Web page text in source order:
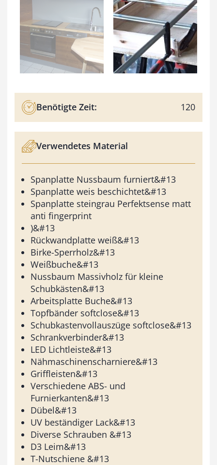
Benötigte Zeit: 120
Verwendetes Material
Spanplatte Nussbaum furniert&#13
Spanplatte weis beschichtet&#13
Spanplatte steingrau Perfektsense matt
anti fingerprint
)&#13
Rückwandplatte weiß&#13
Birke-Sperrholz&#13
Weißbuche&#13
Nussbaum Massivholz für kleine
Schubkästen&#13
Arbeitsplatte Buche&#13
Topfbänder softclose&#13
Schubkastenvollauszüge softclose&#13
Schrankverbinder&#13
LED Lichtleiste&#13
Nähmaschinenscharniere&#13
Griffleisten&#13
Verschiedene ABS- und
Furnierkanten&#13
Dübel&#13
UV beständiger Lack&#13
Diverse Schrauben &#13
D3 Leim&#13
T-Nutschiene &#13